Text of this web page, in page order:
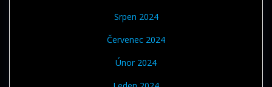
Srpen 2024
Červenec 2024
Únor 2024